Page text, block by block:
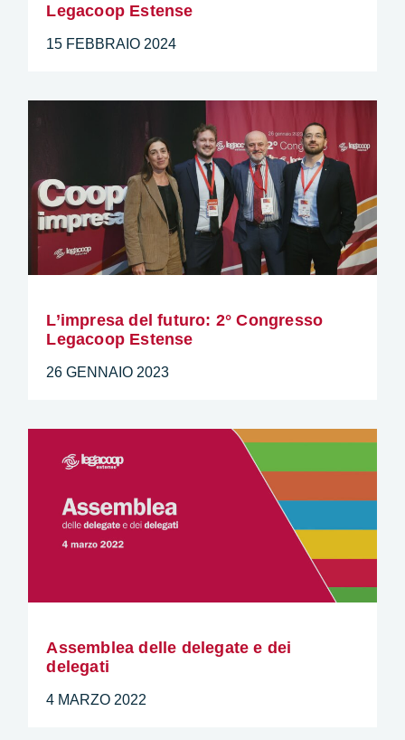
Legacoop Estense
15 FEBBRAIO 2024
L’impresa del futuro: 2° Congresso
Legacoop Estense
26 GENNAIO 2023
Assemblea delle delegate e dei
delegati
4 MARZO 2022